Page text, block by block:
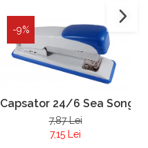
-9%
Capsator 24/6 Sea Song
7,87 Lei
7,15 Lei